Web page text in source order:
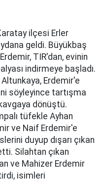
ilçesi Erler
geldi. Büyükbaş
TIR'dan, evinin
indirmeye başladı.
Erdemir'e
söyleyince tartışma
dönüştü.
tüfekle Ayhan
ve Naif Erdemir'e
duyup dışarı çıkan
Silahtan çıkan
ve Mahizer Erdemir
isimleri